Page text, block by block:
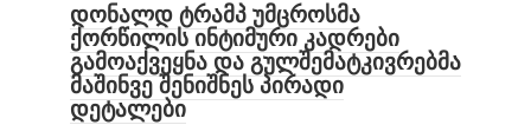
დონალდ ტრამპ უმცროსმა
ქორწილის ინტიმური კადრები
გამოაქვეყნა და გულშემატკივრებმა
მაშინვე შენიშნეს პირადი
დეტალები